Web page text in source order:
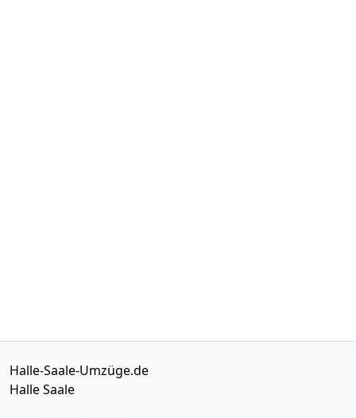
Halle-Saale-Umzüge.de
Halle Saale